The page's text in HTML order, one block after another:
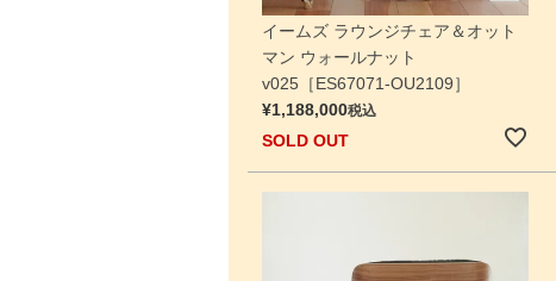
イームズ ラウンジチェア＆オット
マン ウォールナット
v025［ES67071-OU2109］
¥1,188,000税込
SOLD OUT